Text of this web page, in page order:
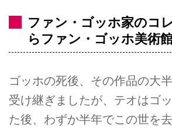
ファン・ゴッホ家のコ
らファン・ゴッホ美術
ゴッホの死後、その作品の大
受け継ぎましたが、テオはゴ
た後、わずか半年でこの世を去